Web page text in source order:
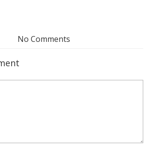
No Comments